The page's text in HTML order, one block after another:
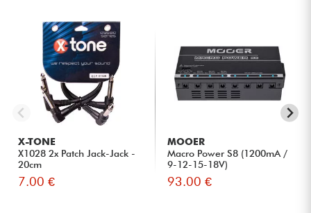
X-TONE
X1028 2x Patch Jack-Jack -
20cm
7.00 €
MOOER
Macro Power S8 (1200mA /
9-12-15-18V)
93.00 €